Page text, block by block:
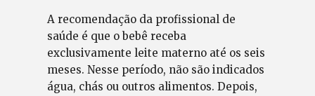
A recomendação da profissional de
saúde é que o bebê receba
exclusivamente leite materno até os seis
meses. Nesse período, não são indicados
água, chás ou outros alimentos. Depois,